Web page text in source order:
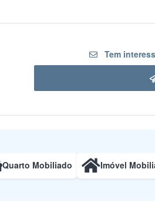
Tem
Quarto Mobiliado Imóvel